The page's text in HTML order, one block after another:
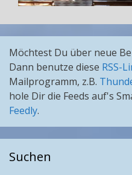
Möchtest Du über neue
Dann benutze diese RSS-
Mailprogramm, z.B.
hole Dir die Feeds auf's
Feedly.
Suchen